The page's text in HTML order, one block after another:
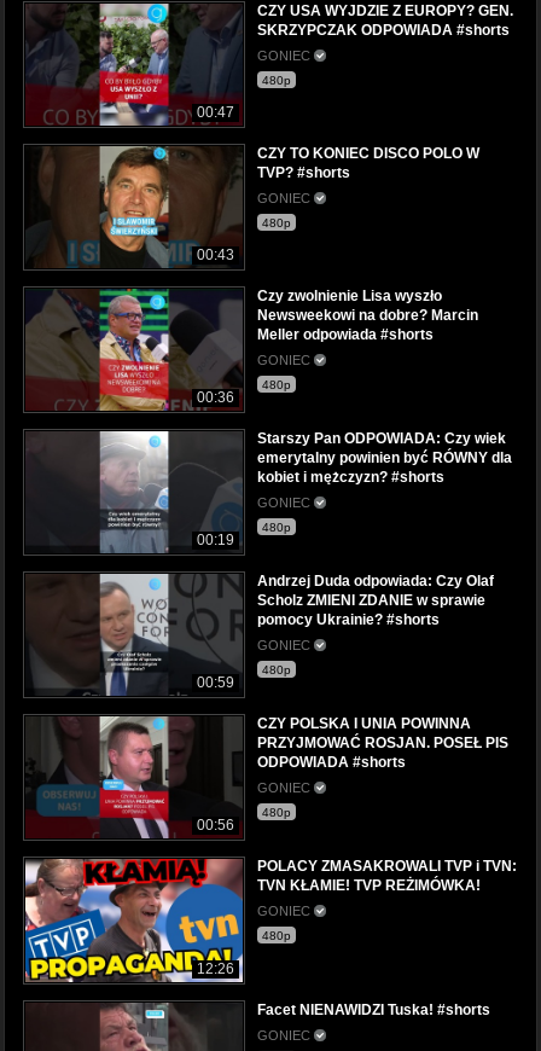
00:47
CZY USA WYJDZIE Z EUROPY? GEN.
SKRZYPCZAK ODPOWIADA #shorts
GONIEC
480p
00:43
CZY TO KONIEC DISCO POLO W
TVP? #shorts
GONIEC
480p
00:36
Czy zwolnienie Lisa wyszło
Newsweekowi na dobre? Marcin
Meller odpowiada #shorts
GONIEC
480p
00:19
Starszy Pan ODPOWIADA: Czy wiek
emerytalny powinien być RÓWNY dla
kobiet i mężczyzn? #shorts
GONIEC
480p
00:59
Andrzej Duda odpowiada: Czy Olaf
Scholz ZMIENI ZDANIE w sprawie
pomocy Ukrainie? #shorts
GONIEC
480p
00:56
CZY POLSKA I UNIA POWINNA
PRZYJMOWAĆ ROSJAN. POSEŁ PIS
ODPOWIADA #shorts
GONIEC
480p
12:26
POLACY ZMASAKROWALI TVP i TVN:
TVN KŁAMIE! TVP REŻIMÓWKA!
GONIEC
480p
Facet NIENAWIDZI Tuska! #shorts
GONIEC